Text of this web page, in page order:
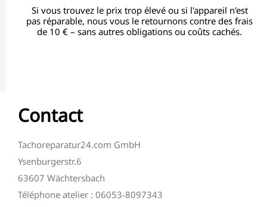
Si vous trouvez le prix trop élevé ou si l'appareil n'est
pas réparable, nous vous le retournons contre des frais
de 10 € – sans autres obligations ou coûts cachés.
Contact
Tachoreparatur24.com GmbH
Ysenburgerstr.6
63607 Wächtersbach
Téléphone atelier : 06053-8097343